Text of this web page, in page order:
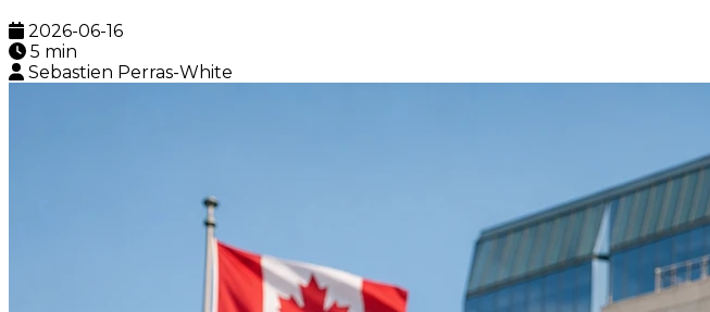
2026-06-16
5 min
Sebastien Perras-White